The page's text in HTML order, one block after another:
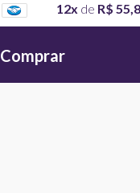
12x de R$
Comprar